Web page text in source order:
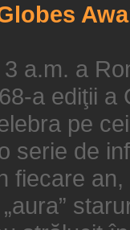
a.m. a
a ediţii
pe
serie de
fiecare